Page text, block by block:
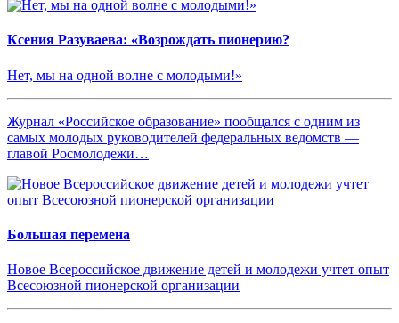
Ксения Разуваева: «Возрождать пионерию?
Нет, мы на одной волне с молодыми!»
Журнал «Российское образование» пообщался с одним из
самых молодых руководителей федеральных ведомств —
главой Росмолодежи…
Большая перемена
Новое Всероссийское движение детей и молодежи учтет опыт
Всесоюзной пионерской организации